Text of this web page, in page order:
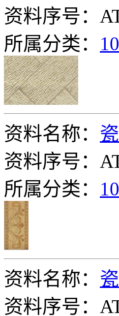
资料序号：
所属分类：
资料名称：
资料序号：
所属分类：
资料名称：
资料序号：